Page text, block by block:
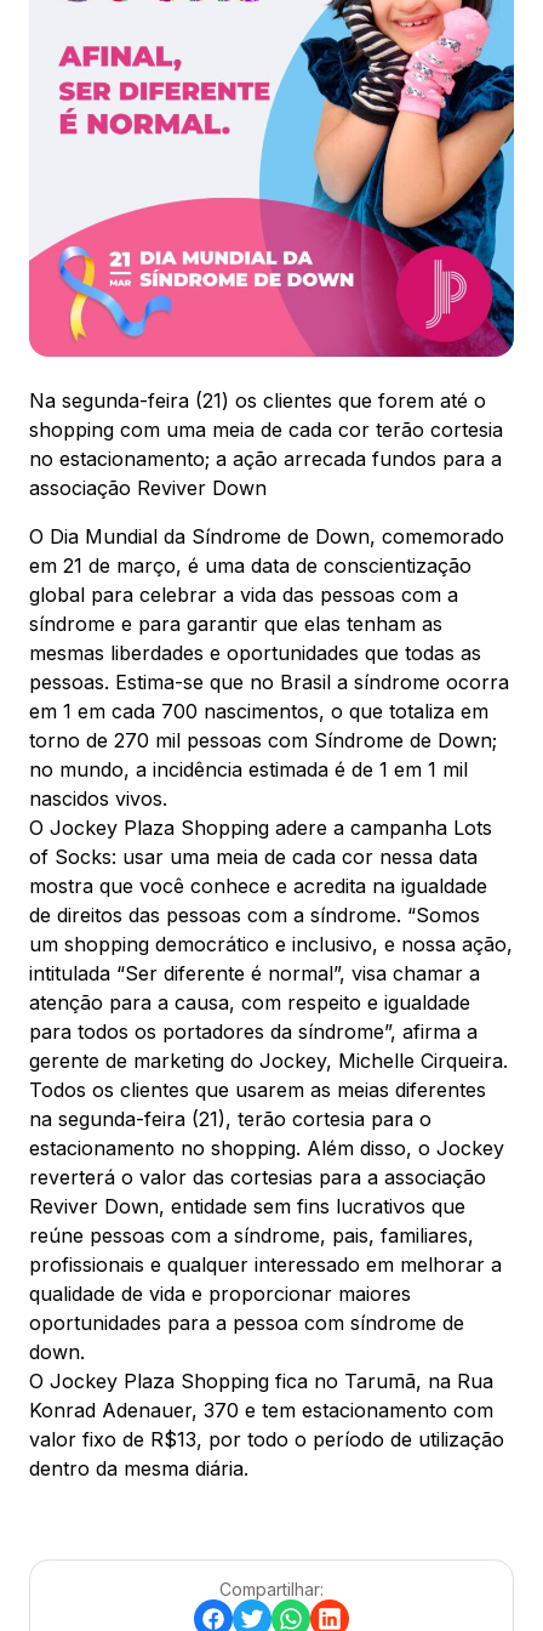
Ver local
Chamar Uber
(41) 3216-1600
WhatsApp
Comodidades Eventos Cinema
Mapa Virtual
Na segunda-feira (21) os clientes que forem até o
shopping com uma meia de cada cor terão cortesia
no estacionamento; a ação arrecada fundos para a
associação Reviver Down
O Dia Mundial da Síndrome de Down, comemorado
em 21 de março, é uma data de conscientização
global para celebrar a vida das pessoas com a
síndrome e para garantir que elas tenham as
mesmas liberdades e oportunidades que todas as
pessoas. Estima-se que no Brasil a síndrome ocorra
em 1 em cada 700 nascimentos, o que totaliza em
torno de 270 mil pessoas com Síndrome de Down;
no mundo, a incidência estimada é de 1 em 1 mil
nascidos vivos.
O Jockey Plaza Shopping adere a campanha Lots
of Socks: usar uma meia de cada cor nessa data
mostra que você conhece e acredita na igualdade
de direitos das pessoas com a síndrome. “Somos
um shopping democrático e inclusivo, e nossa ação,
intitulada “Ser diferente é normal”, visa chamar a
atenção para a causa, com respeito e igualdade
para todos os portadores da síndrome”, afirma a
gerente de marketing do Jockey, Michelle Cirqueira.
Todos os clientes que usarem as meias diferentes
na segunda-feira (21), terão cortesia para o
estacionamento no shopping. Além disso, o Jockey
reverterá o valor das cortesias para a associação
Reviver Down, entidade sem fins lucrativos que
reúne pessoas com a síndrome, pais, familiares,
profissionais e qualquer interessado em melhorar a
qualidade de vida e proporcionar maiores
oportunidades para a pessoa com síndrome de
down.
O Jockey Plaza Shopping fica no Tarumã, na Rua
Konrad Adenauer, 370 e tem estacionamento com
valor fixo de R$13, por todo o período de utilização
dentro da mesma diária.
Compartilhar: